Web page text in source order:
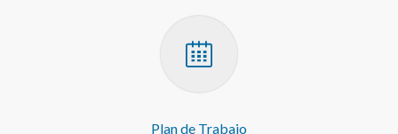
Plan de Trabajo